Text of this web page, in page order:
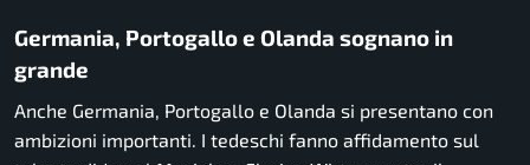
Germania, Portogallo e Olanda sognano in
grande
Anche Germania, Portogallo e Olanda si presentano con
ambizioni importanti. I tedeschi fanno affidamento sul